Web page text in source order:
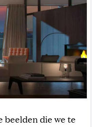
beelden die we te